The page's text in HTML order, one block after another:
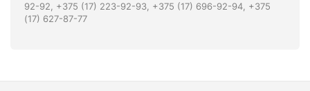
92-92, +375 (17) 223-92-93, +375 (17) 696-92-94, +375
(17) 627-87-77